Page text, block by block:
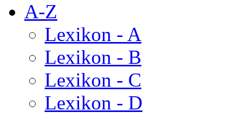
A-Z
Lexikon - A
Lexikon - B
Lexikon - C
Lexikon - D